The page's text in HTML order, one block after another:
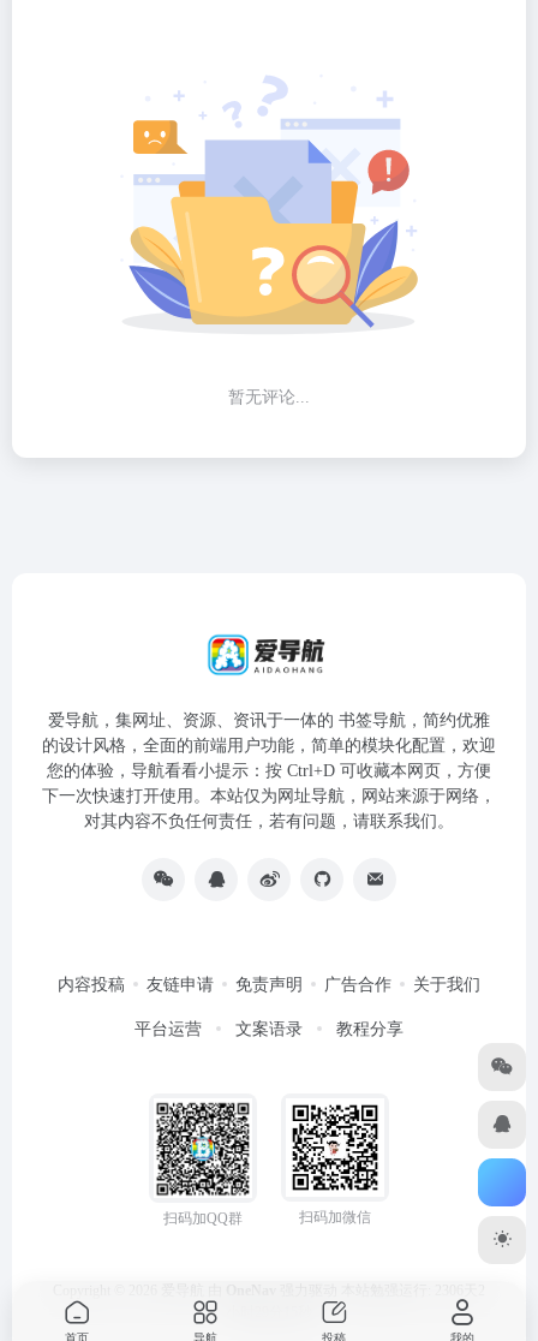
暂无评论...
爱导航，集网址、资源、资讯于一体的 书签导航，简约优雅
的设计风格，全面的前端用户功能，简单的模块化配置，欢迎
您的体验，导航看看小提示：按 Ctrl+D 可收藏本网页，方便
下一次快速打开使用。本站仅为网址导航，网站来源于网络，
对其内容不负任何责任，若有问题，请联系我们。
内容投稿 友链申请 免责声明 广告合作 关于我们
平台运营 文案语录 教程分享
扫码加QQ群 扫码加微信
首页 导航 投稿 我的